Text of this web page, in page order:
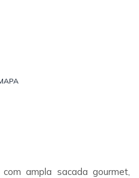
ampla sacada gourmet,